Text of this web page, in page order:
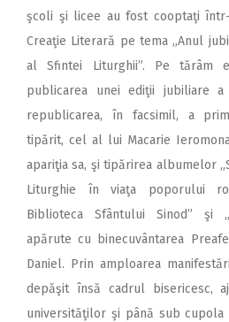
şcoli şi licee au fost cooptaţi
Creaţie Literară pe tema „Anul
al Sfintei Liturghii”. Pe tărâm
publicarea unei ediţii jubiliare a
republicarea, în facsimil, a
tipărit, cel al lui Macarie
apariţia sa, şi tipărirea albumelor
Liturghie în viaţa poporului
Biblioteca Sfântului Sinod” şi
apărute cu binecuvântarea
Daniel. Prin amploarea
depăşit însă cadrul bisericesc,
universităţilor şi până sub cupola